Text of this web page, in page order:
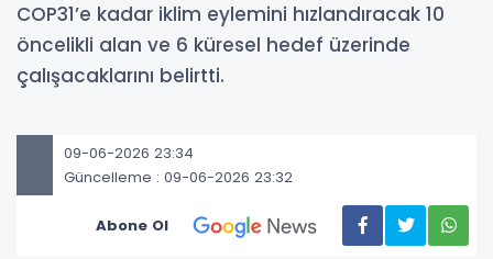
COP31’e kadar iklim eylemini hızlandıracak 10
öncelikli alan ve 6 küresel hedef üzerinde
çalışacaklarını belirtti.
09-06-2026 23:34
Güncelleme : 09-06-2026 23:32
Abone Ol